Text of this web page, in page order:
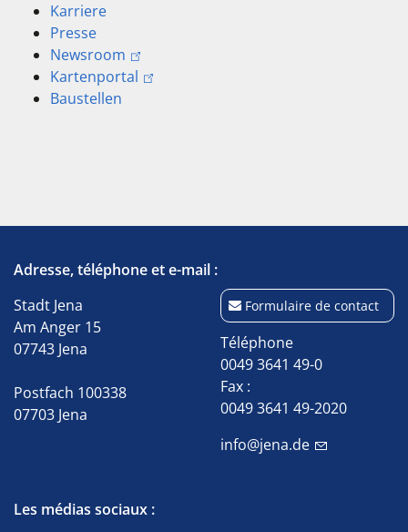
Karriere
Presse
Newsroom
Kartenportal
Baustellen
Adresse, téléphone et e-mail :
Stadt Jena
Am Anger 15
07743 Jena
Postfach 100338
07703 Jena
Formulaire de contact
Téléphone
0049 3641 49-0
Fax :
0049 3641 49-2020
info@jena.de
Les médias sociaux :